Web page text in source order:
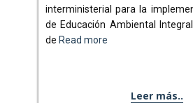
interministerial para la
de Educación Ambiental
de Read more
Leer más..